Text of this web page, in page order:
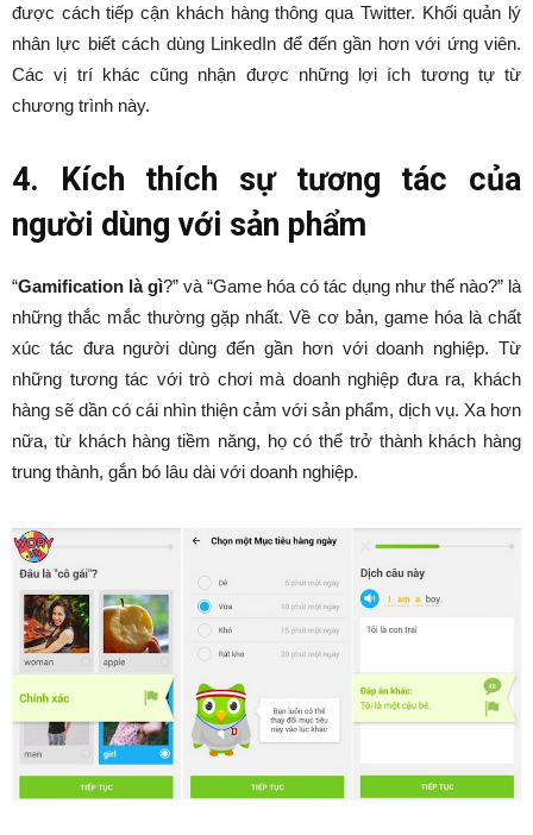
được cách tiếp cận khách hàng thông qua Twitter. Khối quản lý
nhân lực biết cách dùng LinkedIn để đến gần hơn với ứng viên.
Các vị trí khác cũng nhận được những lợi ích tương tự từ
chương trình này.
4. Kích thích sự tương tác của
người dùng với sản phẩm
“Gamification là gì?” và “Game hóa có tác dụng như thế nào?” là
những thắc mắc thường gặp nhất. Về cơ bản, game hóa là chất
xúc tác đưa người dùng đến gần hơn với doanh nghiệp. Từ
những tương tác với trò chơi mà doanh nghiệp đưa ra, khách
hàng sẽ dần có cái nhìn thiện cảm với sản phẩm, dịch vụ. Xa hơn
nữa, từ khách hàng tiềm năng, họ có thể trở thành khách hàng
trung thành, gắn bó lâu dài với doanh nghiệp.